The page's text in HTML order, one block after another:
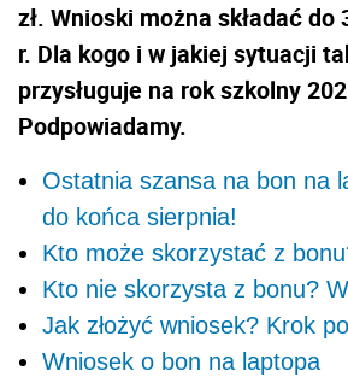
zł. Wnioski można składać
r. Dla kogo i w jakiej sytuacji
przysługuje na rok szkolny
Podpowiadamy.
Ostatnia szansa na bon na
do końca sierpnia!
Kto może skorzystać z
Kto nie skorzysta z bonu?
Jak złożyć wniosek? Krok
Wniosek o bon na laptopa